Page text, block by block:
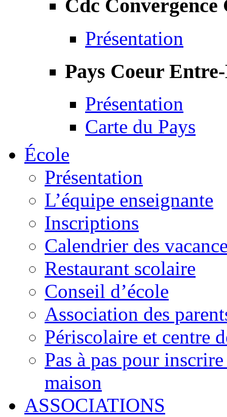
Cdc Convergence
Présentation
Pays Coeur
Présentation
Carte du Pays
École
Présentation
L’équipe enseignante
Inscriptions
Calendrier des
Restaurant scolaire
Conseil d’école
Association des
Périscolaire et centre
Pas à pas pour
maison
ASSOCIATIONS